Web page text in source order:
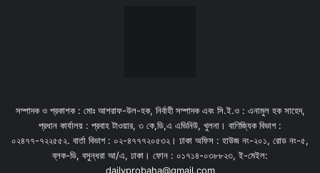
সম্পাদক ও প্রকাশক : মোঃ আশরাফ-উল-হক, নির্বাহী সম্পাদক এবং সি.ই.ও : এনামুল হক সাহেদ,
প্রধান কার্যালয় : প্রবাহ টাওয়ার, ৩ কে,ডি,এ এভিনিউ, খুলনা। বাণিজ্যিক বিভাগ :
০২৪৭৭-৭২২৫৫২. বার্তা বিভাগ : ০২-৪৭৭৭২০৫৩২। ঢাকা অফিস : হাউজ নং-২০১, রোড নং-৫,
ব্লক-ডি, বসুন্ধরা আ/এ, ঢাকা। ফোন : ০১৭১৪-০৩৮৮২৩, ই-মেইল:
dailyprobaha@gmail.com